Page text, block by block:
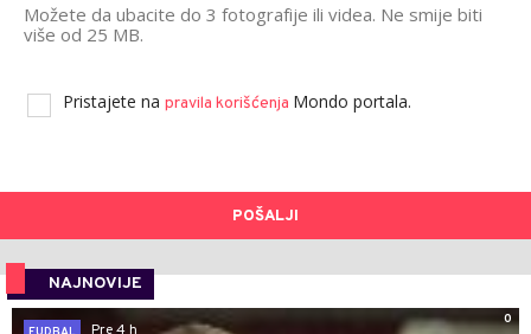
Možete da ubacite do 3 fotografije ili videa. Ne smije biti
više od 25 MB.
Pristajete na pravila korišćenja Mondo portala.
POŠALJI
NAJNOVIJE
0